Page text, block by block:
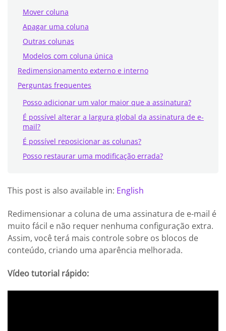
Mover coluna
Apagar uma coluna
Outras colunas
Modelos com coluna única
Redimensionamento externo e interno
Perguntas frequentes
Posso adicionar um valor maior que a assinatura?
É possível alterar a largura global da assinatura de e-
mail?
É possível reposicionar as colunas?
Posso restaurar uma modificação errada?
This post is also available in: English
Redimensionar a coluna de uma assinatura de e-mail é
muito fácil e não requer nenhuma configuração extra.
Assim, você terá mais controle sobre os blocos de
conteúdo, criando uma aparência melhorada.
Vídeo tutorial rápido: